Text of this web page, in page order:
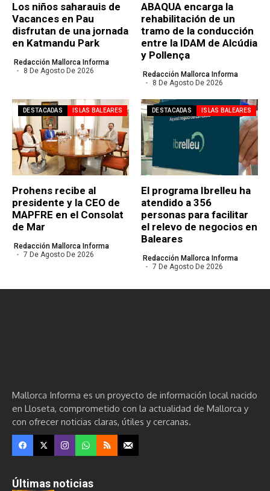
Los niños saharauis de
Vacances en Pau
disfrutan de una jornada
en Katmandu Park
Redacción Mallorca Informa
8 De Agosto De 2026
ABAQUA encarga la
rehabilitación de un
tramo de la conducción
entre la IDAM de Alcúdia
y Pollença
Redacción Mallorca Informa
8 De Agosto De 2026
DESTACADAS ISLAS BALEARES
Prohens recibe al
presidente y la CEO de
MAPFRE en el Consolat
de Mar
Redacción Mallorca Informa
7 De Agosto De 2026
DESTACADAS ISLAS BALEARES
El programa Ibrelleu ha
atendido a 356
personas para facilitar
el relevo de negocios en
Baleares
Redacción Mallorca Informa
7 De Agosto De 2026
Mallorca Informa es un proyecto de información local nacido
en Lloseta, comprometido con la actualidad de Mallorca y
con ofrecer noticias claras, útiles y cercanas.
Últimas noticias